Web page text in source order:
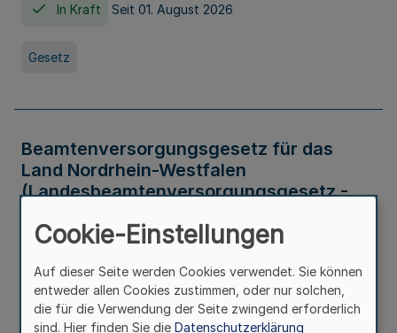
In Kraft Seit 01. August 2026
Gesetz
Beamtenversorgungsgesetz für das
Land Nordrhein-Westfalen
(Landesbeamtenversorgungsgesetz -
Gesetz
Cookie-Einstellungen
Auf dieser Seite werden Cookies verwendet. Sie können
entweder allen Cookies zustimmen, oder nur solchen,
die für die Verwendung der Seite zwingend erforderlich
sind. Hier finden Sie die Datenschutzerklärung